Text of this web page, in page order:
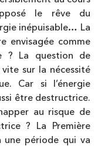
le rêve du
inépuisable… La
envisagée comme
? La question de
vite sur la nécessité
Car si l’énergie
être destructrice.
au risque de
? La Première
une période qui va